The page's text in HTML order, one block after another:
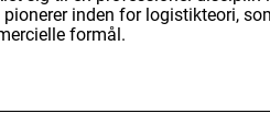
inden for logistikteori,
formål.